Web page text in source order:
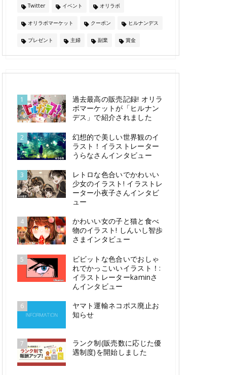
Twitter イベント オリラボ
オリラボマーケット クーポン ヒルナンデス
プレゼント 主婦 副業 賞金
1
過去最高の販売記録! オリラ
ボマーケットが「ヒルナン
デス」で紹介されました
2
幻想的で美しい世界観のイ
ラスト！イラストレーター
うらなさんインタビュー
3
レトロな色合いでかわいい
少女のイラスト! イラストレ
ーター小夜子さんインタビ
ュー
4
かわいい女の子と猫と食べ
物のイラスト! しんいし智歩
さまインタビュー
5
ビビットな色合いでおしゃ
れでかっこいいイラスト！:
イラストレーターkaminさ
んインタビュー
6
ヤマト運輸ネコポス廃止お
知らせ
7
ランク制(販売数に応じた優
遇制度)を開始しました